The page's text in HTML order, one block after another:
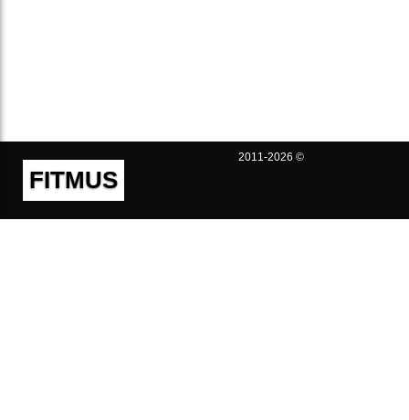
FITMUS
2011-2026 ©